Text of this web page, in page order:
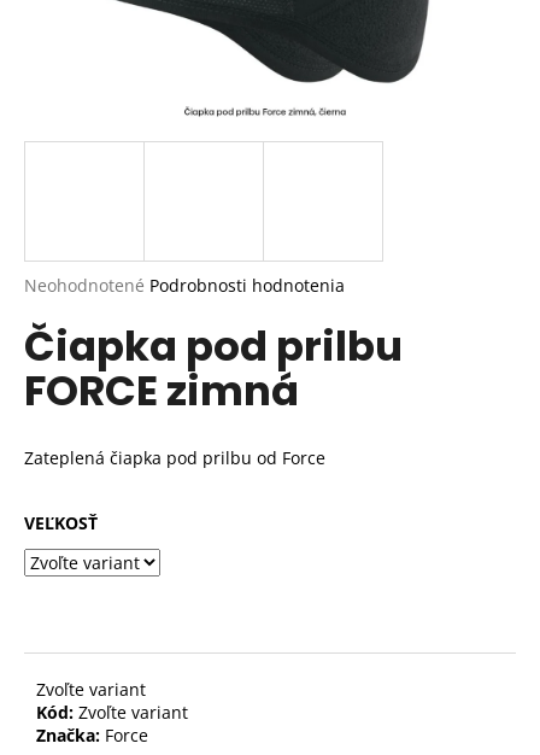
Priemerné
produktu
je
0,0
Neohodnotené Podrobnosti hodnotenia
Čiapka pod prilbu
FORCE zimná
Zateplená čiapka pod prilbu od Force
VEĽKOSŤ
Zvoľte variant
Kód: Zvoľte variant
Značka: Force